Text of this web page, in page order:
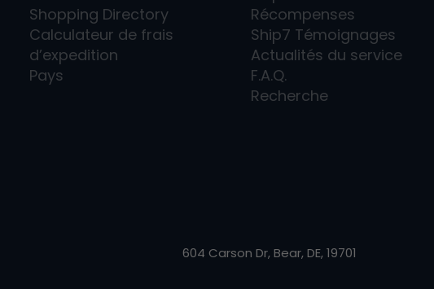
Shopping Directory
Calculateur de frais
d’expedition
Pays
Récompenses
Ship7 Témoignages
Actualités du service
F.A.Q.
Recherche
604 Carson Dr, Bear, DE, 19701